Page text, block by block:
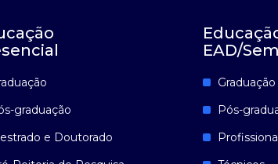
graduação
e Doutorado
EAD/
Graduação
Pós-